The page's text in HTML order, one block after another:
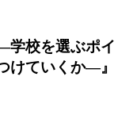
学校を選ぶポイ
けていくか―』